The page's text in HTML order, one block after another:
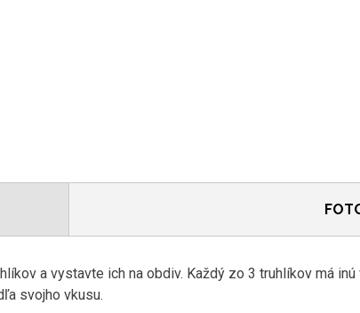
a vystavte ich na obdiv. Každý zo 3 truhlíkov má inú
svojho vkusu.